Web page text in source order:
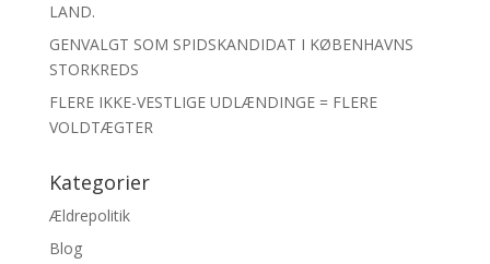
LAND.
GENVALGT SOM SPIDSKANDIDAT I KØBENHAVNS
STORKREDS
FLERE IKKE-VESTLIGE UDLÆNDINGE = FLERE
VOLDTÆGTER
Kategorier
Ældrepolitik
Blog